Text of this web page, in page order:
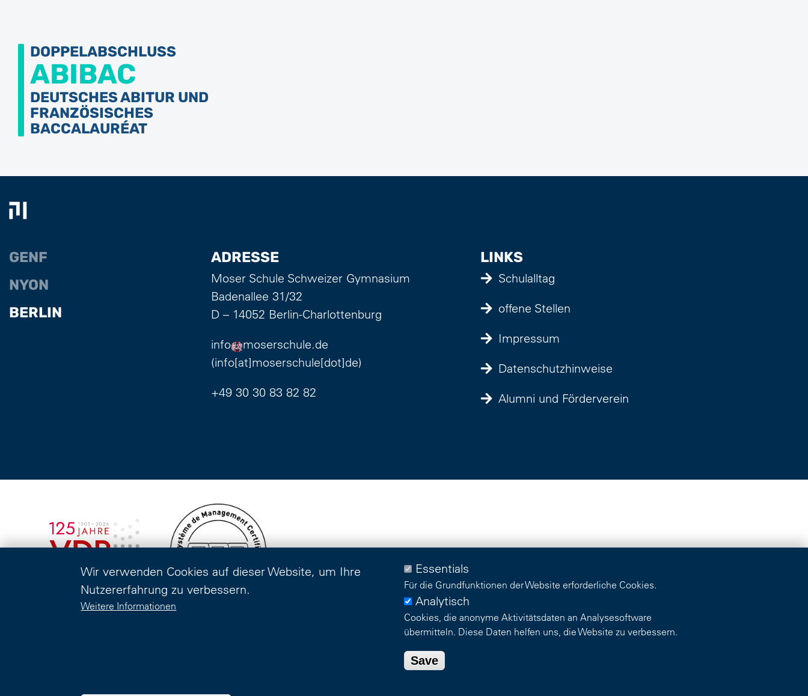
DOPPELABSCHLUSS
ABIBAC
DEUTSCHES ABITUR UND
FRANZÖSISCHES
BACCALAURÉAT
GENF
NYON
BERLIN
ADRESSE
Moser Schule Schweizer Gymnasium
Badenallee 31/32
D – 14052 Berlin-Charlottenburg
info
moserschule.de
(info[at]moserschule[dot]de)
+49 30 30 83 82 82
LINKS
Schulalltag
offene Stellen
Impressum
Datenschutzhinweise
Alumni und Förderverein
Wir verwenden Cookies auf dieser Website, um Ihre
Nutzererfahrung zu verbessern.
Weitere Informationen
Essentials
Für die Grundfunktionen der Website erforderliche Cookies.
Analytisch
Cookies, die anonyme Aktivitätsdaten an Analysesoftware
übermitteln. Diese Daten helfen uns, die Website zu verbessern.
Save